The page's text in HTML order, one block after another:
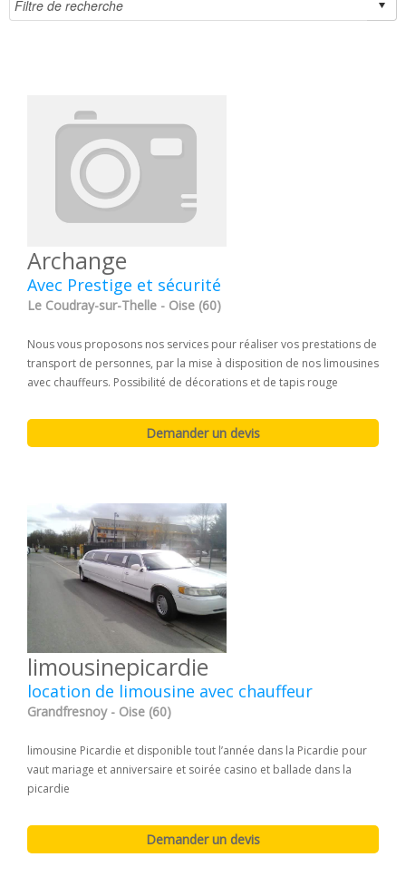
Archange
Avec Prestige et sécurité
Le Coudray-sur-Thelle - Oise (60)
Nous vous proposons nos services pour réaliser vos prestations de
transport de personnes, par la mise à disposition de nos limousines
avec chauffeurs. Possibilité de décorations et de tapis rouge
limousinepicardie
location de limousine avec chauffeur
Grandfresnoy - Oise (60)
limousine Picardie et disponible tout l’année dans la Picardie pour
vaut mariage et anniversaire et soirée casino et ballade dans la
picardie